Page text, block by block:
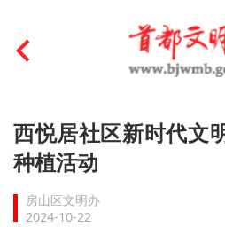
首页
文明创建
文明实践
西悦居社区新时代文
种植活动
房山区文明办
2024-10-22